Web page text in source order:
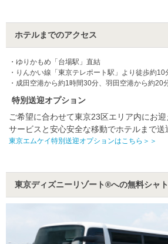
ホテルまでのアクセス
・ゆりかもめ「台場駅」直結
・りんかい線「東京テレポート駅」より徒歩約10
・成田空港から約1時間30分、羽田空港から約20
特別送迎オプション
ご希望に合わせて東京23区エリア内にお
サービスと安心安全な移動でホテルまで送
東京エムケイ特別送迎オプションはこちら＞＞
東京ディズニーリゾート®への無料シャ